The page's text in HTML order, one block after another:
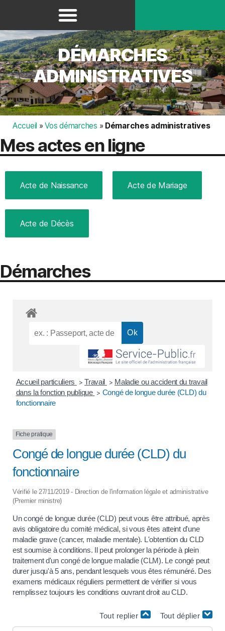
DÉMARCHES
ADMINISTRATIVES
Accueil »Vos démarches » Démarches administratives
Mes actes en ligne
Acte de Naissance Acte de Mariage
Acte de Décès
Démarches
Accueil particuliers > Travail > Maladie ou accident du travail
dans la fonction publique > Congé de longue durée (CLD) du
fonctionnaire
Fiche pratique
Congé de longue durée (CLD) du
fonctionnaire
Vérifié le 27/11/2019 - Direction de l'information légale et administrative
(Premier ministre)
Un congé de longue durée (CLD) peut vous être attribué, après
avis obligatoire du comité médical, si vous êtes atteint d'une
maladie grave (cancer, maladie mentale). L'obtention du CLD
est soumise à conditions. Il peut prolonger la période à plein
traitement d'un congé de longue maladie (CLM). Le congé peut
durer jusqu'à 5 ans, pendant lesquels vous êtes rémunéré. Des
examens médicaux réguliers permettent de vérifier si vous
remplissez toujours les conditions ouvrant droit au CLD.
Tout replier Tout déplier